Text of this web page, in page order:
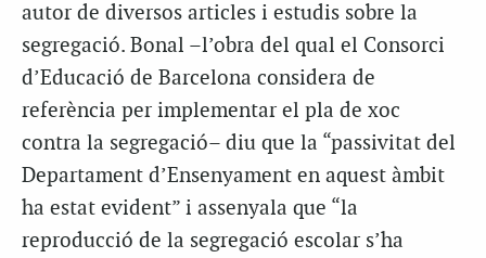
autor de diversos articles i estudis sobre la
segregació. Bonal –l’obra del qual el Consorci
d’Educació de Barcelona considera de
referència per implementar el pla de xoc
contra la segregació– diu que la “passivitat del
Departament d’Ensenyament en aquest àmbit
ha estat evident” i assenyala que “la
reproducció de la segregació escolar s’ha